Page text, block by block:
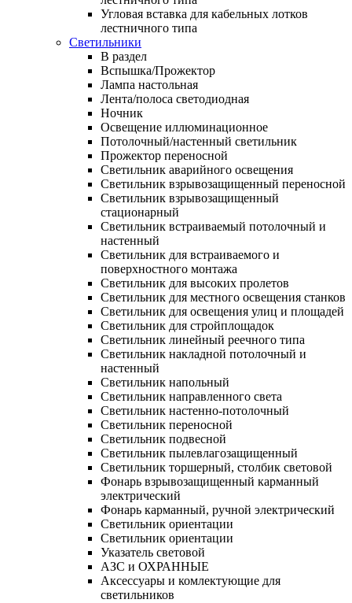
Угловая вставка для кабельных лотков
лестничного типа
Светильники
В раздел
Вспышка/Прожектор
Лампа настольная
Лента/полоса светодиодная
Ночник
Освещение иллюминационное
Потолочный/настенный светильник
Прожектор переносной
Светильник аварийного освещения
Светильник взрывозащищенный переносной
Светильник взрывозащищенный
стационарный
Светильник встраиваемый потолочный и
настенный
Светильник для встраиваемого и
поверхностного монтажа
Светильник для высоких пролетов
Светильник для местного освещения станков
Светильник для освещения улиц и площадей
Светильник для стройплощадок
Светильник линейный реечного типа
Светильник накладной потолочный и
настенный
Светильник напольный
Светильник направленного света
Светильник настенно-потолочный
Светильник переносной
Светильник подвесной
Светильник пылевлагозащищенный
Светильник торшерный, столбик световой
Фонарь взрывозащищенный карманный
электрический
Фонарь карманный, ручной электрический
Светильник ориентации
Светильник ориентации
Указатель световой
АЗС и ОХРАННЫЕ
Аксессуары и комлектующие для
светильников